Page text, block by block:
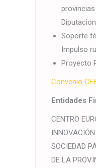
Soporte
Impulso
Proyecto
Convenio
Entidades
CENTRO
SOCIEDAD
DE LA